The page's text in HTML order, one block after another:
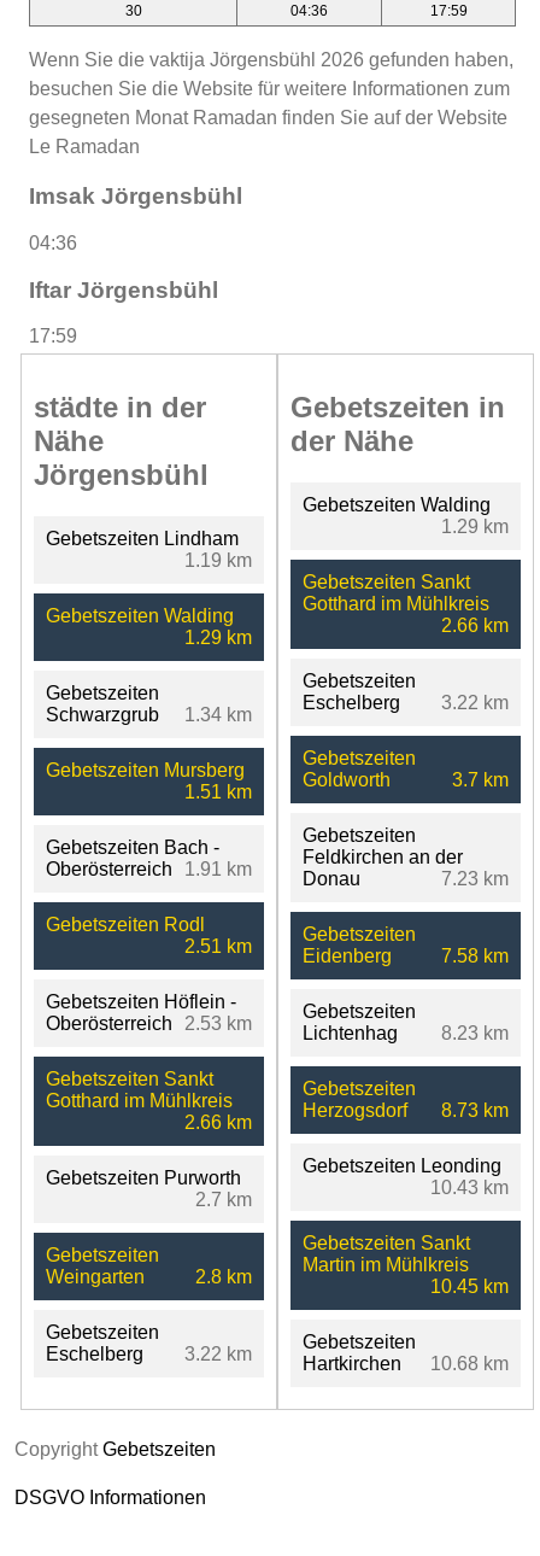
30
04:36 17:59
Wenn Sie die vaktija Jörgensbühl 2026 gefunden haben,
besuchen Sie die Website für weitere Informationen zum
gesegneten Monat Ramadan finden Sie auf der Website
Le Ramadan
Imsak Jörgensbühl
04:36
Iftar Jörgensbühl
17:59
städte in der
Nähe
Jörgensbühl
Gebetszeiten Lindham
1.19 km
Gebetszeiten Walding
1.29 km
Gebetszeiten
Schwarzgrub
1.34 km
Gebetszeiten Mursberg
1.51 km
Gebetszeiten Bach -
Oberösterreich
1.91 km
Gebetszeiten Rodl
2.51 km
Gebetszeiten Höflein -
Oberösterreich
2.53 km
Gebetszeiten Sankt
Gotthard im Mühlkreis
2.66 km
Gebetszeiten Purworth
2.7 km
Gebetszeiten
Weingarten
2.8 km
Gebetszeiten
Eschelberg
3.22 km
Gebetszeiten in
der Nähe
Gebetszeiten Walding
1.29 km
Gebetszeiten Sankt
Gotthard im Mühlkreis
2.66 km
Gebetszeiten
Eschelberg
3.22 km
Gebetszeiten
Goldworth
3.7 km
Gebetszeiten
Feldkirchen an der
Donau
7.23 km
Gebetszeiten
Eidenberg
7.58 km
Gebetszeiten
Lichtenhag
8.23 km
Gebetszeiten
Herzogsdorf
8.73 km
Gebetszeiten Leonding
10.43 km
Gebetszeiten Sankt
Martin im Mühlkreis
10.45 km
Gebetszeiten
Hartkirchen
10.68 km
CopyrightGebetszeiten
DSGVO Informationen